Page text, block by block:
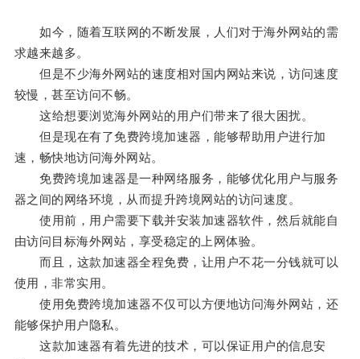
如今，随着互联网的不断发展，人们对于海外网站的需
求越来越多。
但是不少海外网站的速度相对国内网站来说，访问速度
较慢，甚至访问不畅。
这给想要浏览海外网站的用户们带来了很大困扰。
但是现在有了免费跨境加速器，能够帮助用户进行加
速，畅快地访问海外网站。
免费跨境加速器是一种网络服务，能够优化用户与服务
器之间的网络环境，从而提升跨境网站的访问速度。
使用前，用户需要下载并安装加速器软件，然后就能自
由访问目标海外网站，享受稳定的上网体验。
而且，这款加速器全程免费，让用户不花一分钱就可以
使用，非常实用。
使用免费跨境加速器不仅可以方便地访问海外网站，还
能够保护用户隐私。
这款加速器有着先进的技术，可以保证用户的信息安